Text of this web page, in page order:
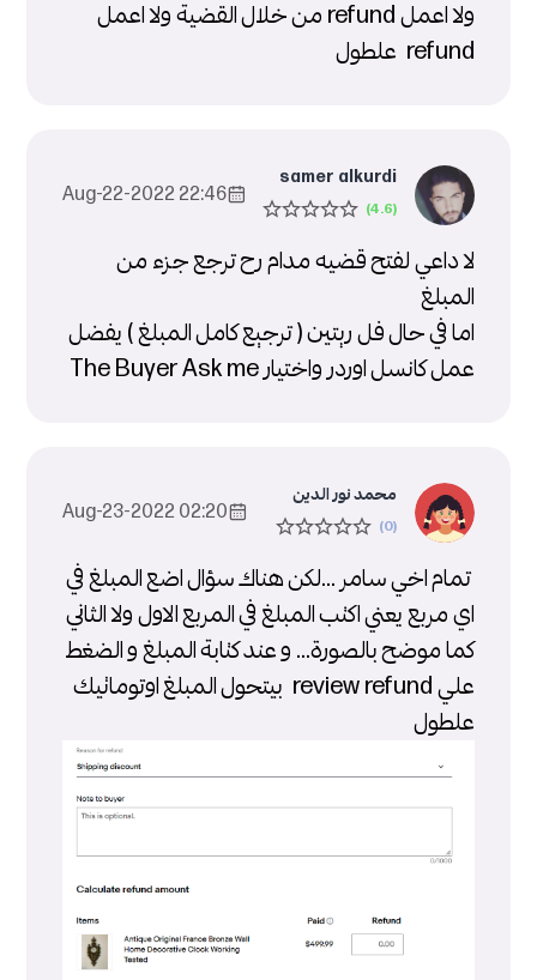
ولا اعمل refund من خلال القضية ولا اعمل
refund علطول
samer alkurdi
22:46 2022-Aug-22
لا داعي لفتح قضيه مدام رح ترجع جزء من
المبلغ
اما في حال فل ريتين ( ترجيع كامل المبلغ ) يفضل
عمل كانسل اوردر واختيار The Buyer Ask me
محمد نور الدين
02:20 2022-Aug-23
تمام اخي سامر ...لكن هناك سؤال اضع المبلغ في
اي مربع يعني اكتب المبلغ في المربع الاول ولا الثاني
كما موضح بالصورة... و عند كتابة المبلغ و الضغط
علي review refund بيتحول المبلغ اوتوماتيك
علطول